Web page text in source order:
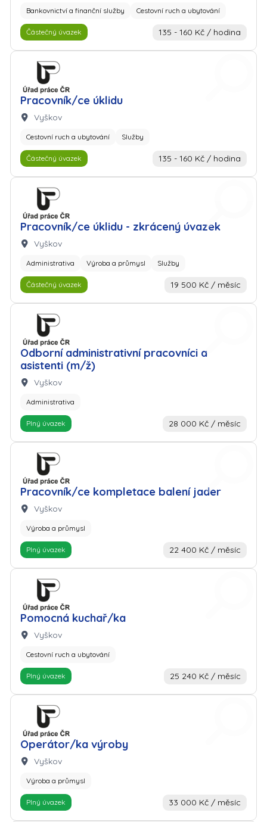
Bankovnictví a finanční služby Cestovní ruch a ubytování
Částečný úvazek 135 - 160 Kč / hodina
Pracovník/ce úklidu
Zaměstnavatel: Úřad práce
Lokalita:
Vyškov
Cestovní ruch a ubytování Služby
Částečný úvazek 135 - 160 Kč / hodina
Pracovník/ce úklidu - zkrácený úvazek
Zaměstnavatel: Úřad práce
Lokalita:
Vyškov
Administrativa Výroba a průmysl Služby
Částečný úvazek 19 500 Kč / měsíc
Odborní administrativní pracovníci a
asistenti (m/ž)
Zaměstnavatel: Úřad práce
Lokalita:
Vyškov
Administrativa
Plný úvazek 28 000 Kč / měsíc
Pracovník/ce kompletace balení jader
Zaměstnavatel: Úřad práce
Lokalita:
Vyškov
Výroba a průmysl
Plný úvazek 22 400 Kč / měsíc
Pomocná kuchař/ka
Zaměstnavatel: Úřad práce
Lokalita:
Vyškov
Cestovní ruch a ubytování
Plný úvazek 25 240 Kč / měsíc
Operátor/ka výroby
Zaměstnavatel: Úřad práce
Lokalita:
Vyškov
Výroba a průmysl
Plný úvazek 33 000 Kč / měsíc